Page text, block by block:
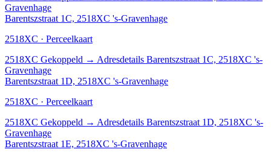
Gravenhage
Barentszstraat 1C, 2518XC 's-Gravenhage
2518XC · Perceelkaart
2518XC Gekoppeld → Adresdetails Barentszstraat 1C, 2518XC 's-
Gravenhage
Barentszstraat 1D, 2518XC 's-Gravenhage
2518XC · Perceelkaart
2518XC Gekoppeld → Adresdetails Barentszstraat 1D, 2518XC 's-
Gravenhage
Barentszstraat 1E, 2518XC 's-Gravenhage